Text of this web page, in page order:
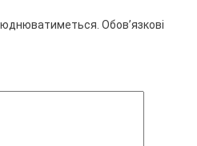
Обов’язкові